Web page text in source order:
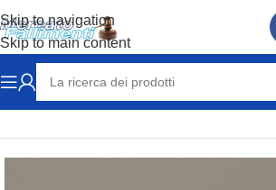
Skip to navigation
Skip to main content
Home VARIE VETRERIA LABORATORIO